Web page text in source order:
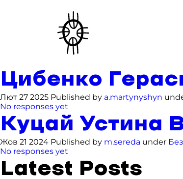
Цибенко
Лют 27 2025 Published by a.martynyshyn
No responses yet
Куцай Устина
Жов 21 2024 Published by m.sereda under
No responses yet
Latest Posts